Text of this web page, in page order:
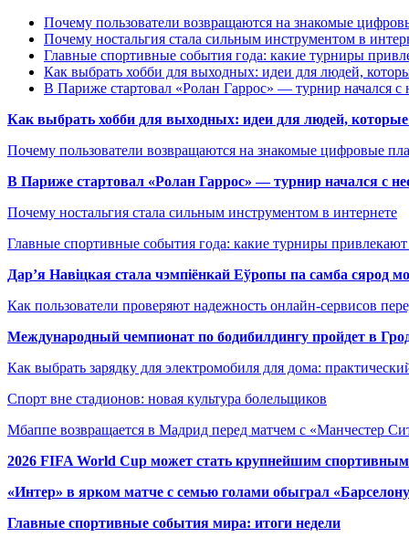
Почему пользователи возвращаются на знакомые
Почему ностальгия стала сильным инструментом в
Главные спортивные события года: какие турниры
Как выбрать хобби для выходных: идеи для людей,
В Париже стартовал «Ролан Гаррос» — турнир начался с
Как выбрать хобби для выходных: идеи для людей, которые
Почему пользователи возвращаются на знакомые цифровые
В Париже стартовал «Ролан Гаррос» — турнир начался с
Почему ностальгия стала сильным инструментом в интернете
Главные спортивные события года: какие турниры
Дар’я Навіцкая стала чэмпіёнкай Еўропы па самба сярод
Как пользователи проверяют надежность онлайн-сервисов
Международный чемпионат по бодибилдингу пройдет в
Как выбрать зарядку для электромобиля для дома:
Спорт вне стадионов: новая культура болельщиков
Мбаппе возвращается в Мадрид перед матчем с «Манчестер
2026 FIFA World Cup может стать крупнейшим
«Интер» в ярком матче с семью голами обыграл
Главные спортивные события мира: итоги недели